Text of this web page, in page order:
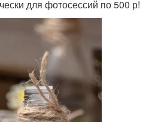
для фотосессий по 500 р!